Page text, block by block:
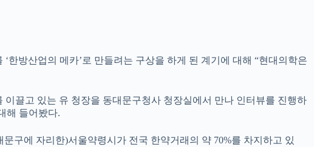
방산업의 메카’로 만들려는 구상을 하게 된 계기에 대해 “현대의학은
끌고 있는 유 청장을 동대문구청사 청장실에서 만나 인터뷰를 진행하
해 들어봤다.
구에 자리한)서울약령시가 전국 한약거래의 약 70%를 차지하고 있